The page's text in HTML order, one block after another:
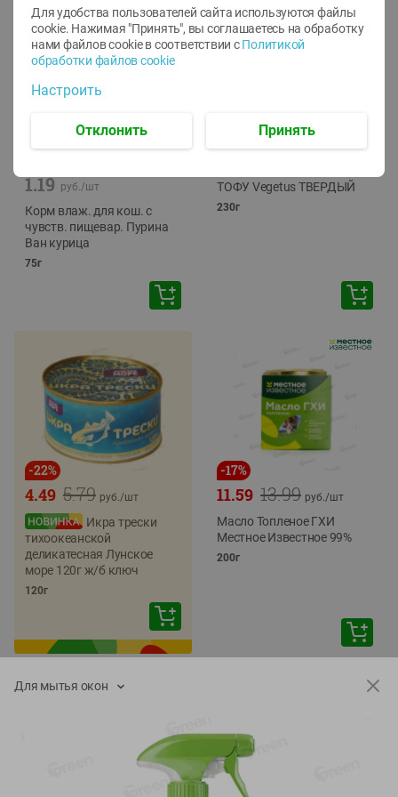
1.19 руб./шт
Корм влаж. для кош. с
чувств. пищевар. Пурина
Ван курица
75г
ТОФУ Vegetus ТВЕРДЫЙ
230г
-22%
5.79
4.49 руб./шт
Икра трески
тихоокеанской
деликатесная Лунское
море 120г ж/б ключ
120г
-17%
13.99
11.59 руб./шт
Масло Топленое ГХИ
Местное Известное 99%
200г
Для мытья окон
Для удобства пользователей сайта используются файлы
cookie. Нажимая "Принять", вы соглашаетесь на обработку
нами файлов cookie в соответствии с Политикой
обработки файлов cookie
Настроить
Отклонить Принять